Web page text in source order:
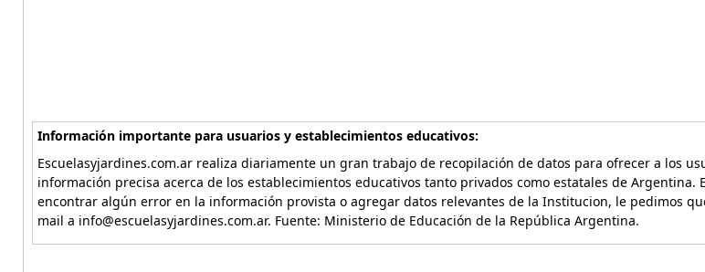
Información importante para usuarios y establecimientos educativos:
Escuelasyjardines.com.ar realiza diariamente un gran trabajo de recopilación de datos para ofrecer a los
información precisa acerca de los establecimientos educativos tanto privados como estatales de Argentina.
encontrar algún error en la información provista o agregar datos relevantes de la Institucion, le pedimos
mail a info@escuelasyjardines.com.ar. Fuente: Ministerio de Educación de la República Argentina.